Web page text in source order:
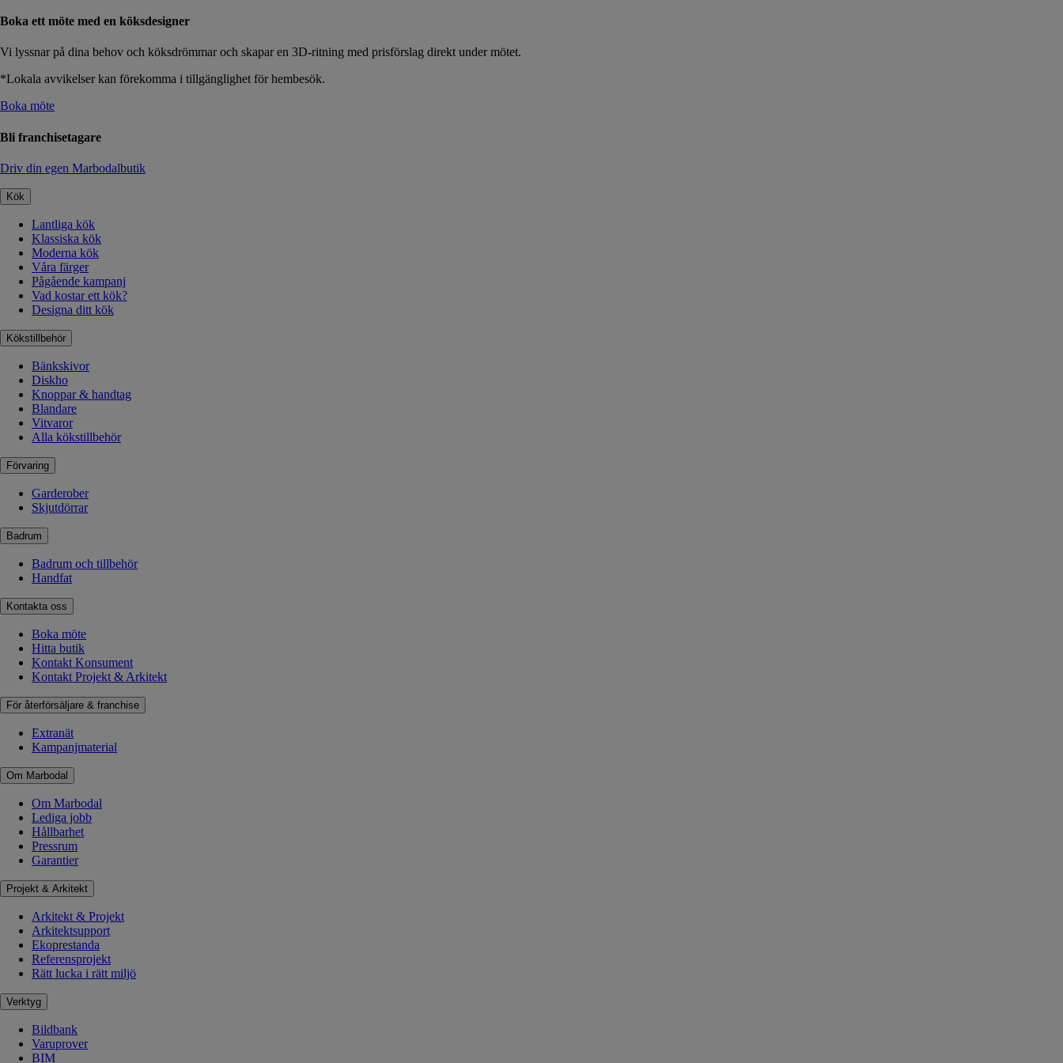
Boka ett möte med en köksdesigner
Vi lyssnar på dina behov och köksdrömmar och skapar en 3D-ritning med prisförslag direkt under mötet.
*Lokala avvikelser kan förekomma i tillgänglighet för hembesök.
Boka möte
Bli franchisetagare
Driv din egen Marbodalbutik
Kök
Lantliga kök
Klassiska kök
Moderna kök
Våra färger
Pågående kampanj
Vad kostar ett kök?
Designa ditt kök
Kökstillbehör
Bänkskivor
Diskho
Knoppar & handtag
Blandare
Vitvaror
Alla kökstillbehör
Förvaring
Garderober
Skjutdörrar
Badrum
Badrum och tillbehör
Handfat
Kontakta oss
Boka möte
Hitta butik
Kontakt Konsument
Kontakt Projekt & Arkitekt
För återförsäljare & franchise
Extranät
Kampanjmaterial
Om Marbodal
Om Marbodal
Lediga jobb
Hållbarhet
Pressrum
Garantier
Projekt & Arkitekt
Arkitekt & Projekt
Arkitektsupport
Ekoprestanda
Referensprojekt
Rätt lucka i rätt miljö
Verktyg
Bildbank
Varuprover
BIM